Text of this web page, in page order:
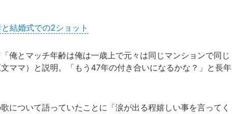
結婚式での2ショット
俺とマッチ年齢は俺は一歳上で元々は同じマンションで同じ
ママ）と説明。「もう47年の付き合いになるかな？」と長年
について語っていたことに「涙が出る程嬉しい事を言ってく